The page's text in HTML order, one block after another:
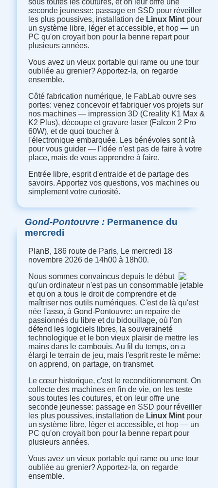
sous toutes les coutures, et on leur offre une
seconde jeunesse: passage en SSD pour réveiller
les plus poussives, installation de Linux Mintpour
un système libre, léger et accessible, et hop — un
PC qu'on croyait bon pour la benne repart pour
plusieurs années.
Vous avez un vieux portable qui rame ou une tour
oubliée au grenier? Apportez-la, on regarde
ensemble.
Côté fabrication numérique, le FabLab ouvre ses
portes: venez concevoir et fabriquer vos projets sur
nos machines — impression 3D (Creality K1 Max &
K2 Plus), découpe et gravure laser (Falcon 2 Pro
60W), et de quoi toucher à
l'électronique embarquée. Les bénévoles sont là
pour vous guider — l'idée n'est pas de faire à votre
place, mais de vous apprendre à faire.
Entrée libre, esprit d'entraide et de partage des
savoirs. Apportez vos questions, vos machines ou
simplement votre curiosité.
Gond-Pontouvre Permanence du
mercredi
PlanB, 186 route de Paris, Le mercredi 18
novembre 2026 de 14h00 à 18h00.
Nous sommes convaincus depuis le début
qu'un ordinateur n'est pas un consommable jetable
et qu'on a tous le droit de comprendre et de
maîtriser nos outils numériques. C'est de là qu'est
née l'asso, à Gond-Pontouvre: un repaire de
passionnés du libre et du bidouillage, où l'on
défend les logiciels libres, la souveraineté
technologique et le bon vieux plaisir de mettre les
mains dans le cambouis. Au fil du temps, on a
élargi le terrain de jeu, mais l'esprit reste le même:
on apprend, on partage, on transmet.
Le cœur historique, c'est le reconditionnement. On
collecte des machines en fin de vie, on les teste
sous toutes les coutures, et on leur offre une
seconde jeunesse: passage en SSD pour réveiller
les plus poussives, installation de Linux Mintpour
un système libre, léger et accessible, et hop — un
PC qu'on croyait bon pour la benne repart pour
plusieurs années.
Vous avez un vieux portable qui rame ou une tour
oubliée au grenier? Apportez-la, on regarde
ensemble.